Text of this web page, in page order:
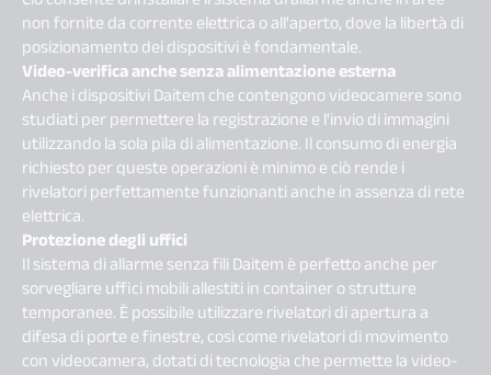
non fornite da corrente elettrica o all'aperto, dove la libertà di
posizionamento dei dispositivi è fondamentale.
Video-verifica anche senza alimentazione esterna
Anche i dispositivi Daitem che contengono videocamere sono
studiati per permettere la registrazione e l'invio di immagini
utilizzando la sola pila di alimentazione. Il consumo di energia
richiesto per queste operazioni è minimo e ciò rende i
rivelatori perfettamente funzionanti anche in assenza di rete
elettrica.
Protezione degli uffici
Il sistema di allarme senza fili Daitem è perfetto anche per
sorvegliare uffici mobili allestiti in container o strutture
temporanee. È possibile utilizzare rivelatori di apertura a
difesa di porte e finestre, così come rivelatori di movimento
con videocamera, dotati di tecnologia che permette la video-